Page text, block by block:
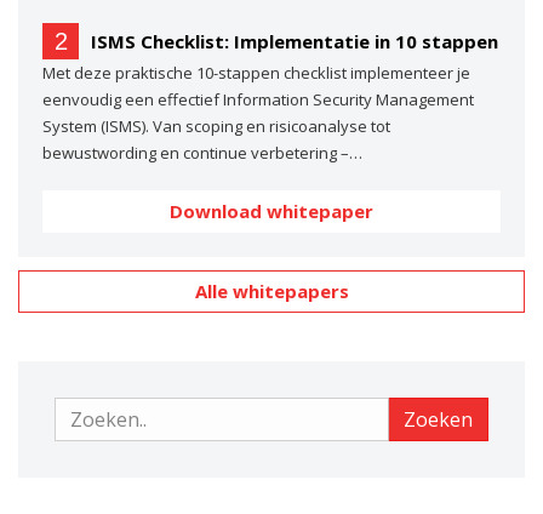
2 ISMS Checklist: Implementatie in 10 stappen
Met deze praktische 10-stappen checklist implementeer je
eenvoudig een effectief Information Security Management
System (ISMS). Van scoping en risicoanalyse tot
bewustwording en continue verbetering –…
Download whitepaper
Alle whitepapers
Zoeken Zoeken